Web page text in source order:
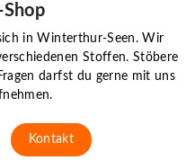
in Winterthur-Seen. Wir
Stoffen. Stöbere
darfst du gerne mit uns
Kontakt